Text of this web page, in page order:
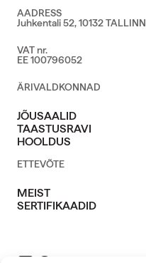
AADRESS
Juhkentali 52, 10132 TALLINN
VAT nr.
EE 100796052
ÄRIVALDKONNAD
JÕUSAALID
TAASTUSRAVI
HOOLDUS
ETTEVÕTE
MEIST
SERTIFIKAADID